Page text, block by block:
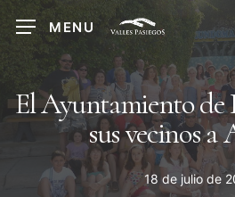
Skip
content
MENU
El Ayuntamiento de
sus vecinos a
18 de julio de